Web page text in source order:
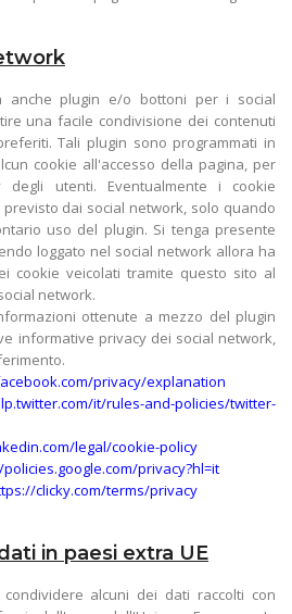
anche plugin e/o bottoni per i social
una facile condivisione dei contenuti
Tali plugin sono programmati in
cookie all'accesso della pagina, per
degli utenti. Eventualmente i cookie
dai social network, solo quando
uso del plugin. Si tenga presente
loggato nel social network allora ha
cookie veicolati tramite questo sito al
network.
ottenute a mezzo del plugin
informative privacy dei social network,
privacy/explanation
it/rules-and-policies/twitter-
legal/cookie-policy
privacy?hl=it
clicky.com/terms/privacy
in paesi extra UE
alcuni dei dati raccolti con